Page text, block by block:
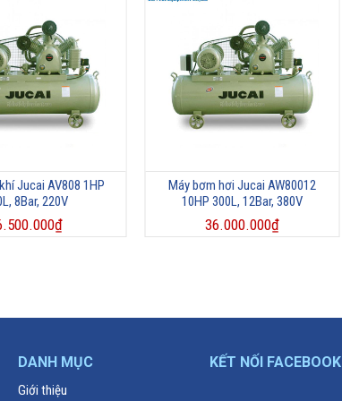
Jucai AV808 1HP
8Bar, 220V
₫
Máy bơm hơi Jucai AW80012
10HP 300L, 12Bar, 380V
36.000.000₫
DANH MỤC
Giới thiệu
KẾT NỐI FACEBOOK